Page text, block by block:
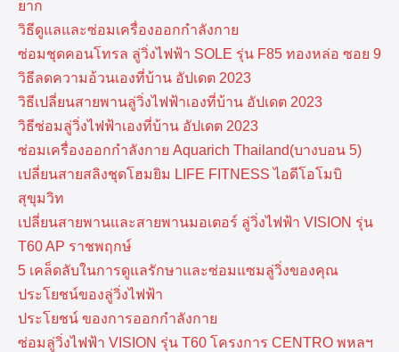
ยาก
วิธีดูแลและซ่อมเครื่องออกกำลังกาย
ซ่อมชุดคอนโทรล ลู่วิ่งไฟฟ้า SOLE รุ่น F85 ทองหล่อ ซอย 9
วิธีลดความอ้วนเองที่บ้าน อัปเดต 2023
วิธีเปลี่ยนสายพานลู่วิ่งไฟฟ้าเองที่บ้าน อัปเดต 2023
วิธีซ่อมลู่วิ่งไฟฟ้าเองที่บ้าน อัปเดต 2023
ซ่อมเครื่องออกกำลังกาย Aquarich Thailand(บางบอน 5)
เปลี่ยนสายสลิงชุดโฮมยิม LIFE FITNESS ไอดีโอโมบิ
สุขุมวิท
เปลี่ยนสายพานและสายพานมอเตอร์ ลู่วิ่งไฟฟ้า VISION รุ่น
T60 AP ราชพฤกษ์
5 เคล็ดลับในการดูแลรักษาและซ่อมแซมลู่วิ่งของคุณ
ประโยชน์ของลู่วิ่งไฟฟ้า
ประโยชน์ ของการออกกำลังกาย
ซ่อมลู่วิ่งไฟฟ้า VISION รุ่น T60 โครงการ CENTRO พหลฯ